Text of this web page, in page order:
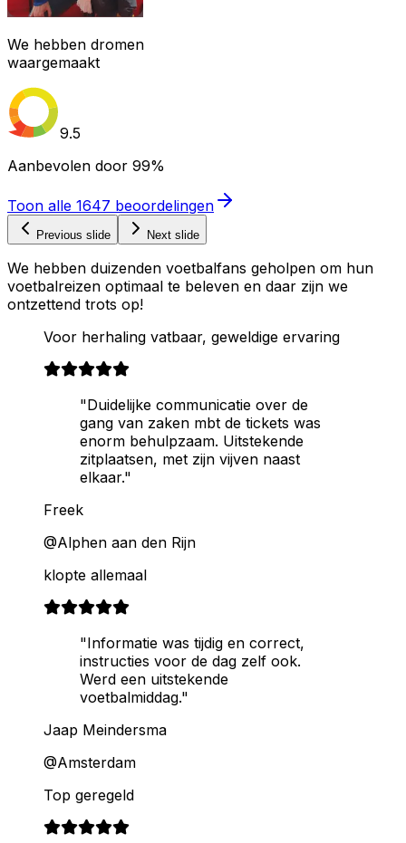
We hebben dromen
waargemaakt
9.5
Aanbevolen door 99%
Toon alle 1647 beoordelingen
Previous slide Next slide
We hebben duizenden voetbalfans geholpen om hun
voetbalreizen optimaal te beleven en daar zijn we
ontzettend trots op!
Voor herhaling vatbaar, geweldige ervaring
"Duidelijke communicatie over de
gang van zaken mbt de tickets was
enorm behulpzaam. Uitstekende
zitplaatsen, met zijn vijven naast
elkaar."
Freek
@Alphen aan den Rijn
klopte allemaal
"Informatie was tijdig en correct,
instructies voor de dag zelf ook.
Werd een uitstekende
voetbalmiddag."
Jaap Meindersma
@Amsterdam
Top geregeld